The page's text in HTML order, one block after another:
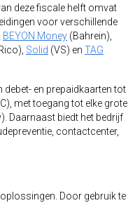
deze fiscale helft omvat
voor verschillende
BEYON Money (Bahrein),
Solid (VS) en TAG
en prepaidkaarten tot
met toegang tot elke grote
Daarnaast biedt het bedrijf
contactcenter,
Door gebruik te